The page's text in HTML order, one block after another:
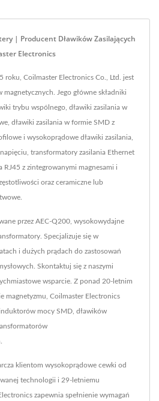
| Producent Dławików Zasilających
Electronics
roku, Coilmaster Electronics Co., Ltd. jest
Jego główne składniki
trybu wspólnego, dławiki zasilania w
dławiki zasilania w formie SMD z
i wysokoprądowe dławiki zasilania,
transformatory zasilania Ethernet
RJ45 z zintegrowanymi magnesami i
oraz ceramiczne lub
przez AEC-Q200, wysokowydajne
Specjalizuje się w
i dużych prądach do zastosowań
Skontaktuj się z naszymi
wsparcie. Z ponad 20-letnim
magnetyzmu, Coilmaster Electronics
mocy SMD, dławików
klientom wysokoprądowe cewki od
technologii i 29-letniemu
zapewnia spełnienie wymagań